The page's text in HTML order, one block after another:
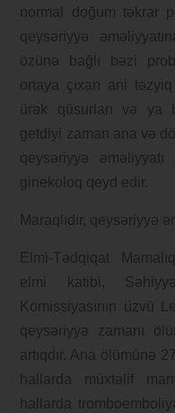
normal doğum təkrar
qeysəriyyə
özünə bağlı bəzi
ortaya çıxan ani
ürək qüsurları və ya
getdiyi zaman ana və
qeysəriyyə
ginekoloq qeyd edir.
Maraqlıdır, qeysəriyyə
Elmi-Tədqiqat
elmi katibi,
Komissiyasının üzvü
qeysəriyyə zamanı
artıqdır. Ana ölümünə
hallarda müxtəlif
hallarda